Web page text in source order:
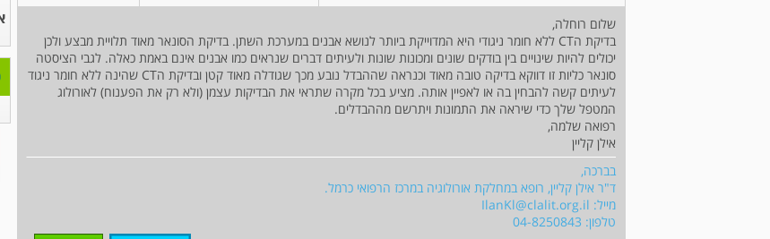
שלום רוחלה,
בדיקת הCT ללא חומר ניגודי היא המדוייקת ביותר לנושא אבנים במערכת השתן. בדיקת הסונאר מאוד תלויית מבצע ולכן
יכולים להיות שינויים בין בודקים שונים ומכונות שונות ולעיתים דברים שנראים כמו אבנים אינם באמת כאלה. לגבי הציסטה
סונאר כליות זו דווקא בדיקה טובה מאוד וכנראה שההבדל נובע מכך שגודלה מאוד קטן ובדיקת הCT שהינה ללא חומר ניגוד
לעיתים קשה להבחין בה או לאפיין אותה. מציע בכל מקרה שתראי את הבדיקות עצמן (ולא רק את הפענוח) לאורולוג
המטפל שלך כדי שיראה את התמונות ויתרשם מההבדלים.
רפואה שלמה,
אילן קליין
בברכה,
ד"ר אילן קליין, רופא במחלקת אורולוגיה במרכז הרפואי כרמל.
מייל: IlanKl@clalit.org.il
טלפון: 04-8250843